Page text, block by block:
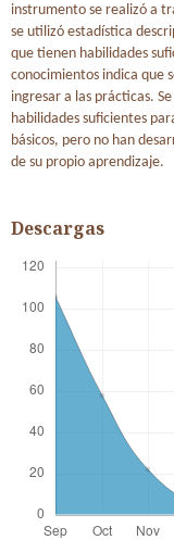
instrumento se realizó a
se utilizó estadística
que tienen habilidades
conocimientos indica que
ingresar a las prácticas.
habilidades suficientes
básicos, pero no han
de su propio aprendizaje.
Descargas